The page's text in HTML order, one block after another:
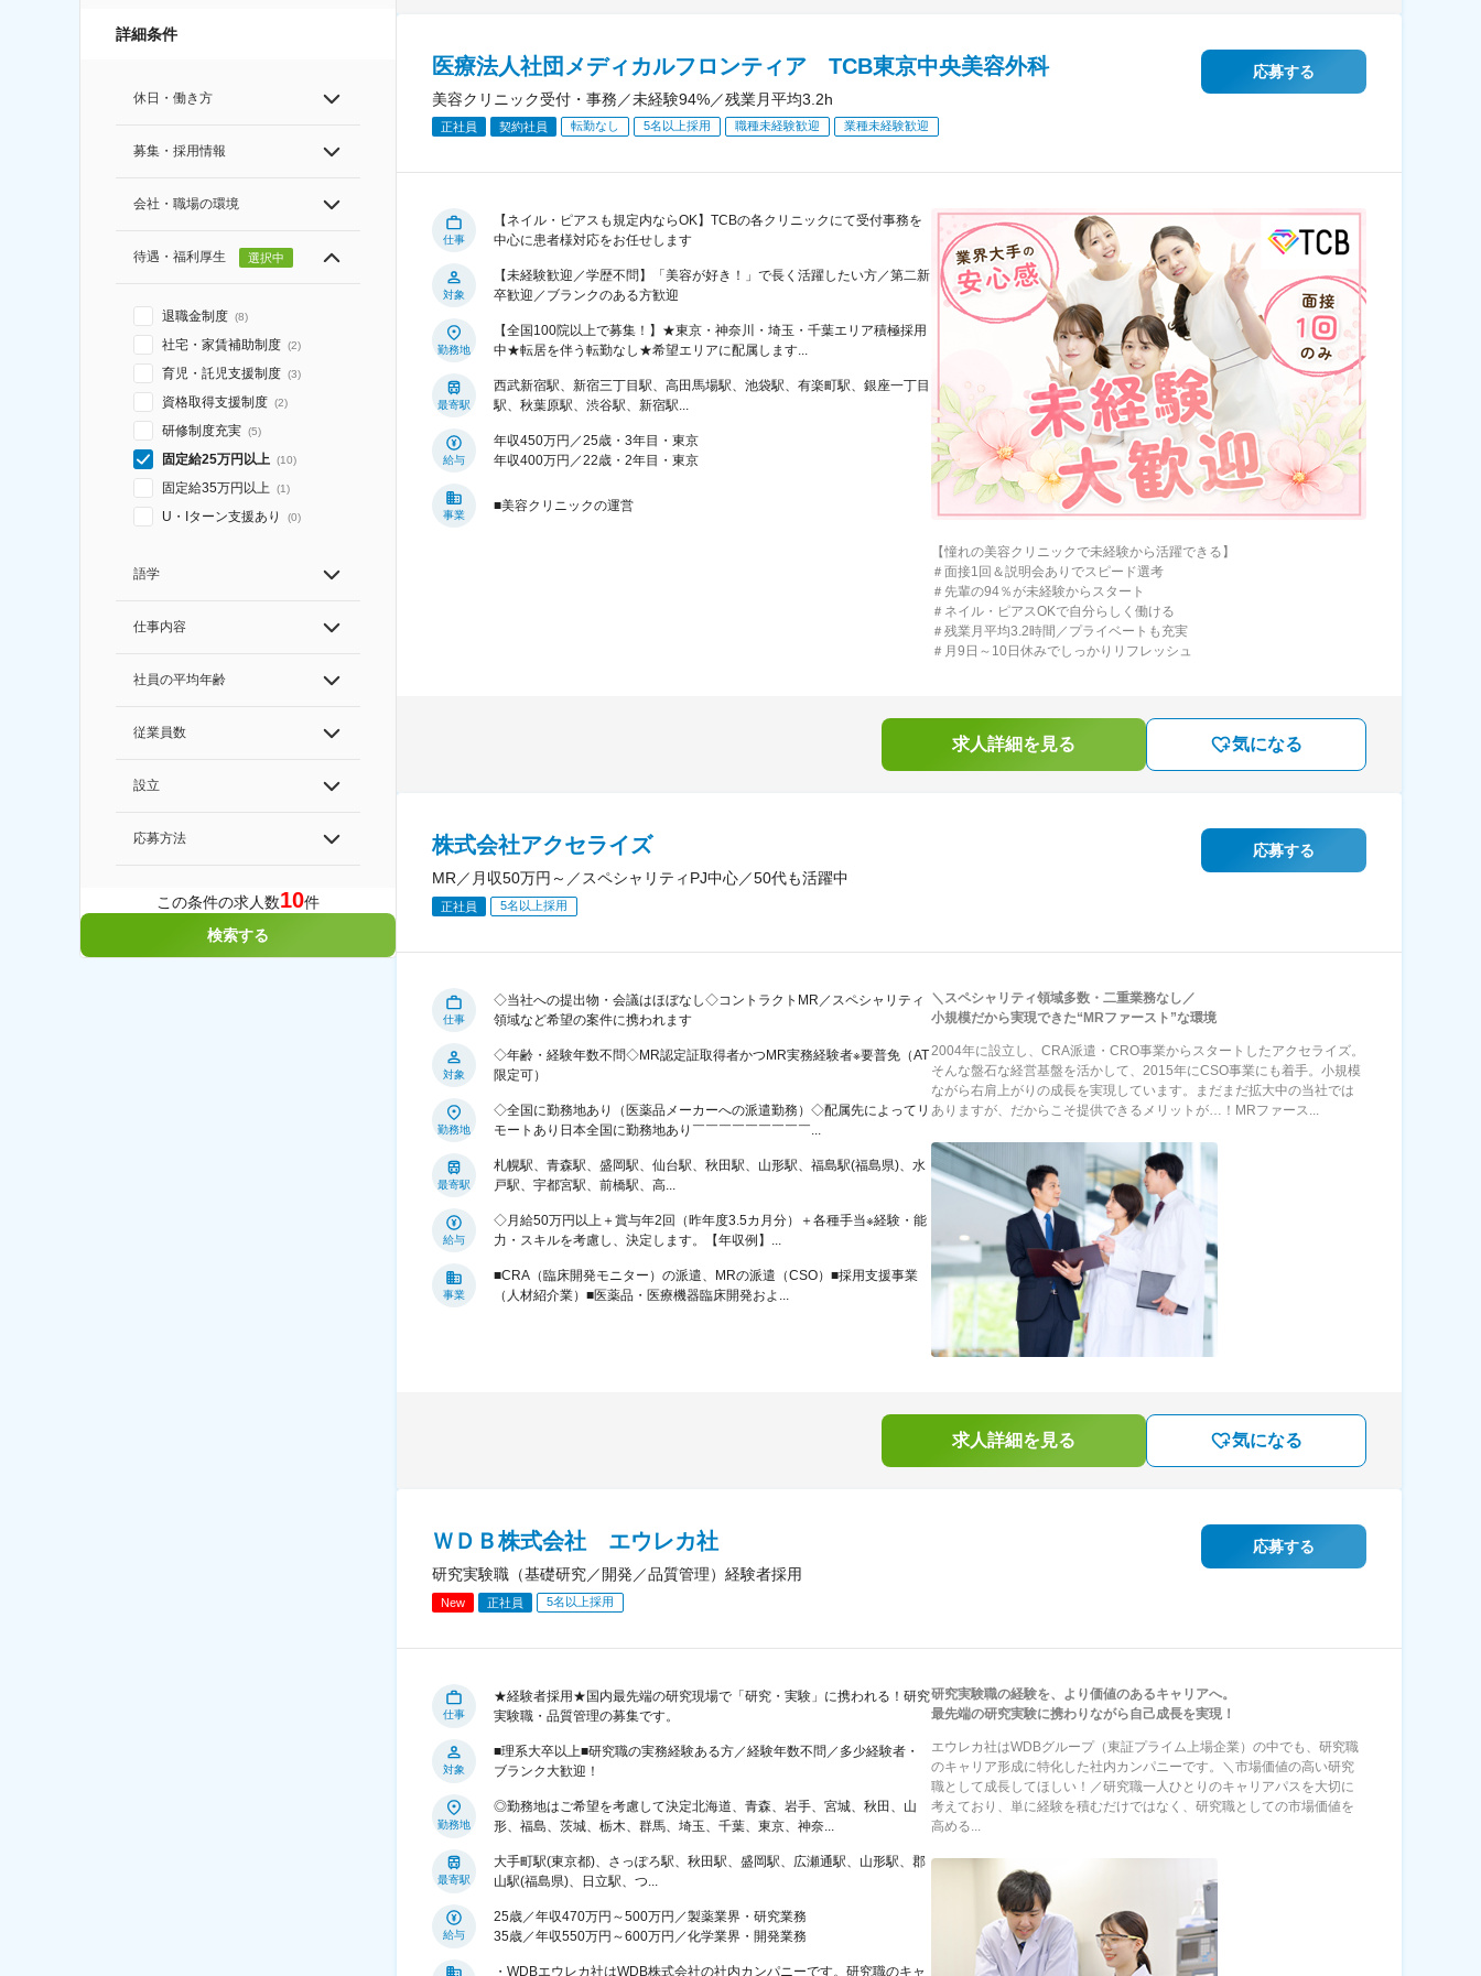
詳細条件
休日・働き方
募集・採用情報
会社・職場の環境
待遇・福利厚生 選択中
退職金制度 (8)
社宅・家賃補助制度 (2)
育児・託児支援制度 (3)
資格取得支援制度 (2)
研修制度充実 (5)
固定給25万円以上 (10)
固定給35万円以上 (1)
U・Iターン支援あり (0)
語学
仕事内容
社員の平均年齢
従業員数
設立
応募方法
この条件の求人数10件
検索する
医療法人社団メディカルフロンティア TCB東京中央美容外科
美容クリニック受付・事務／未経験94%／残業月平均3.2h
正社員 契約社員 転勤なし 5名以上採用 職種未経験歓迎 業種未経験歓迎
応募する
仕事
【ネイル・ピアスも規定内ならOK】TCBの各クリニックにて受付事務を
中心に患者様対応をお任せします
対象
【未経験歓迎／学歴不問】「美容が好き！」で長く活躍したい方／第二新
卒歓迎／ブランクのある方歓迎
勤務地
【全国100院以上で募集！】★東京・神奈川・埼玉・千葉エリア積極採用
中★転居を伴う転勤なし★希望エリアに配属します...
最寄駅
西武新宿駅、新宿三丁目駅、高田馬場駅、池袋駅、有楽町駅、銀座一丁目
駅、秋葉原駅、渋谷駅、新宿駅...
給与
年収450万円／25歳・3年目・東京
年収400万円／22歳・2年目・東京
事業
■美容クリニックの運営
【憧れの美容クリニックで未経験から活躍できる】
＃面接1回＆説明会ありでスピード選考
＃先輩の94％が未経験からスタート
＃ネイル・ピアスOKで自分らしく働ける
＃残業月平均3.2時間／プライベートも充実
＃月9日～10日休みでしっかりリフレッシュ
求人詳細を見る 気になる
株式会社アクセライズ
MR／月収50万円～／スペシャリティPJ中心／50代も活躍中
正社員 5名以上採用
応募する
仕事
◇当社への提出物・会議はほぼなし◇コントラクトMR／スペシャリティ
領域など希望の案件に携われます
対象
◇年齢・経験年数不問◇MR認定証取得者かつMR実務経験者※要普免（AT
限定可）
勤務地
◇全国に勤務地あり（医薬品メーカーへの派遣勤務）◇配属先によってリ
モートあり日本全国に勤務地あり￣￣￣￣￣￣￣￣￣...
最寄駅
札幌駅、青森駅、盛岡駅、仙台駅、秋田駅、山形駅、福島駅(福島県)、水
戸駅、宇都宮駅、前橋駅、高...
給与
◇月給50万円以上＋賞与年2回（昨年度3.5カ月分）＋各種手当※経験・能
力・スキルを考慮し、決定します。【年収例】...
事業
■CRA（臨床開発モニター）の派遣、MRの派遣（CSO）■採用支援事業
（人材紹介業）■医薬品・医療機器臨床開発およ...
＼スペシャリティ領域多数・二重業務なし／
小規模だから実現できた“MRファースト”な環境
2004年に設立し、CRA派遣・CRO事業からスタートしたアクセライズ。
そんな盤石な経営基盤を活かして、2015年にCSO事業にも着手。小規模
ながら右肩上がりの成長を実現しています。まだまだ拡大中の当社では
ありますが、だからこそ提供できるメリットが…！MRファース...
求人詳細を見る 気になる
ＷＤＢ株式会社 エウレカ社
研究実験職（基礎研究／開発／品質管理）経験者採用
New 正社員 5名以上採用
応募する
仕事
★経験者採用★国内最先端の研究現場で「研究・実験」に携われる！研究
実験職・品質管理の募集です。
対象
■理系大卒以上■研究職の実務経験ある方／経験年数不問／多少経験者・
ブランク大歓迎！
勤務地
◎勤務地はご希望を考慮して決定北海道、青森、岩手、宮城、秋田、山
形、福島、茨城、栃木、群馬、埼玉、千葉、東京、神奈...
最寄駅
大手町駅(東京都)、さっぽろ駅、秋田駅、盛岡駅、広瀬通駅、山形駅、郡
山駅(福島県)、日立駅、つ...
給与
25歳／年収470万円～500万円／製薬業界・研究業務
35歳／年収550万円～600万円／化学業界・開発業務
・WDBエウレカ社はWDB株式会社の社内カンパニーです。研究職のキャ
研究実験職の経験を、より価値のあるキャリアへ。
最先端の研究実験に携わりながら自己成長を実現！
エウレカ社はWDBグループ（東証プライム上場企業）の中でも、研究職
のキャリア形成に特化した社内カンパニーです。＼市場価値の高い研究
職として成長してほしい！／研究職一人ひとりのキャリアパスを大切に
考えており、単に経験を積むだけではなく、研究職としての市場価値を
高める...